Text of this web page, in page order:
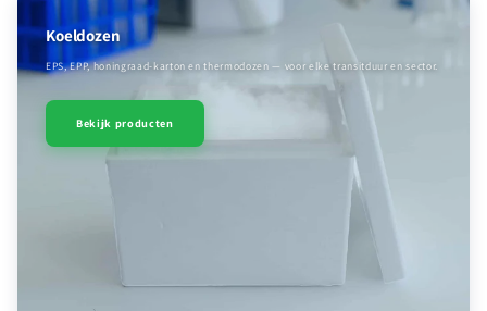
Koeldozen
EPS, EPP, honingraad-karton en thermodozen — voor elke transitduur en sector.
Bekijk producten